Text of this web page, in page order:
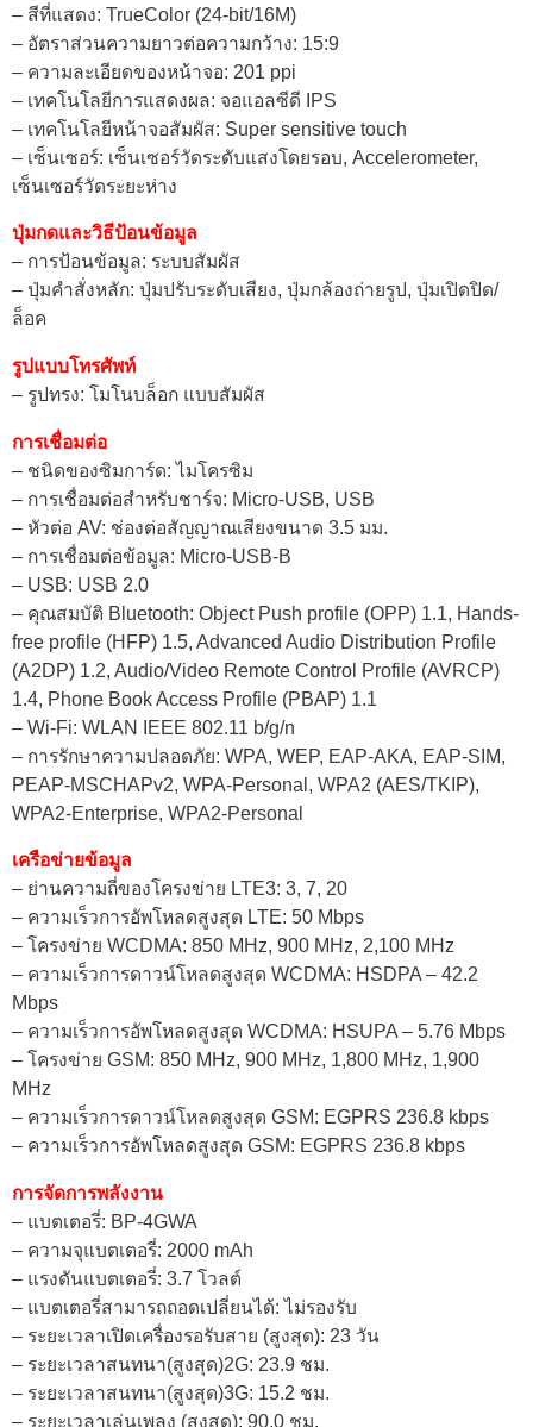
– สีที่แสดง: TrueColor (24-bit/16M)
– อัตราส่วนความยาวต่อความกว้าง: 15:9
– ความละเอียดของหน้าจอ: 201 ppi
– เทคโนโลยีการแสดงผล: จอแอลซีดี IPS
– เทคโนโลยีหน้าจอสัมผัส: Super sensitive touch
– เซ็นเซอร์: เซ็นเซอร์วัดระดับแสงโดยรอบ, Accelerometer,
เซ็นเซอร์วัดระยะห่าง
ปุ่มกดและวิธีป้อนข้อมูล
– การป้อนข้อมูล: ระบบสัมผัส
– ปุ่มคำสั่งหลัก: ปุ่มปรับระดับเสียง, ปุ่มกล้องถ่ายรูป, ปุ่มเปิดปิด/
ล็อค
รูปแบบโทรศัพท์
– รูปทรง: โมโนบล็อก แบบสัมผัส
การเชื่อมต่อ
– ชนิดของซิมการ์ด: ไมโครซิม
– การเชื่อมต่อสำหรับชาร์จ: Micro-USB, USB
– หัวต่อ AV: ช่องต่อสัญญาณเสียงขนาด 3.5 มม.
– การเชื่อมต่อข้อมูล: Micro-USB-B
– USB: USB 2.0
– คุณสมบัติ Bluetooth: Object Push profile (OPP) 1.1, Hands-
free profile (HFP) 1.5, Advanced Audio Distribution Profile
(A2DP) 1.2, Audio/Video Remote Control Profile (AVRCP)
1.4, Phone Book Access Profile (PBAP) 1.1
– Wi-Fi: WLAN IEEE 802.11 b/g/n
– การรักษาความปลอดภัย: WPA, WEP, EAP-AKA, EAP-SIM,
PEAP-MSCHAPv2, WPA-Personal, WPA2 (AES/TKIP),
WPA2-Enterprise, WPA2-Personal
เครือข่ายข้อมูล
– ย่านความถี่ของโครงข่าย LTE3: 3, 7, 20
– ความเร็วการอัพโหลดสูงสุด LTE: 50 Mbps
– โครงข่าย WCDMA: 850 MHz, 900 MHz, 2,100 MHz
– ความเร็วการดาวน์โหลดสูงสุด WCDMA: HSDPA – 42.2
Mbps
– ความเร็วการอัพโหลดสูงสุด WCDMA: HSUPA – 5.76 Mbps
– โครงข่าย GSM: 850 MHz, 900 MHz, 1,800 MHz, 1,900
MHz
– ความเร็วการดาวน์โหลดสูงสุด GSM: EGPRS 236.8 kbps
– ความเร็วการอัพโหลดสูงสุด GSM: EGPRS 236.8 kbps
การจัดการพลังงาน
– แบตเตอรี่: BP-4GWA
– ความจุแบตเตอรี่: 2000 mAh
– แรงดันแบตเตอรี่: 3.7 โวลต์
– แบตเตอรี่สามารถถอดเปลี่ยนได้: ไม่รองรับ
– ระยะเวลาเปิดเครื่องรอรับสาย (สูงสุด): 23 วัน
– ระยะเวลาสนทนา(สูงสุด)2G: 23.9 ชม.
– ระยะเวลาสนทนา(สูงสุด)3G: 15.2 ชม.
– ระยะเวลาเล่นเพลง (สูงสุด): 90.0 ชม.